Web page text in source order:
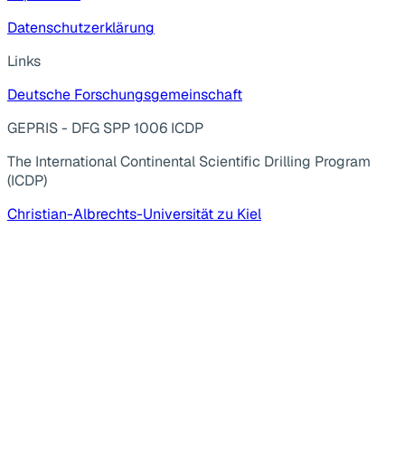
Datenschutzerklärung
Links
Deutsche Forschungsgemeinschaft
GEPRIS - DFG SPP 1006 ICDP
The International Continental Scientific Drilling Program
(ICDP)
Christian-Albrechts-Universität zu Kiel